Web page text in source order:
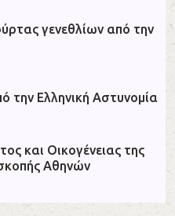
γενεθλίων από την
την Ελληνική Αστυνομία
και Οικογένειας της
Αθηνών